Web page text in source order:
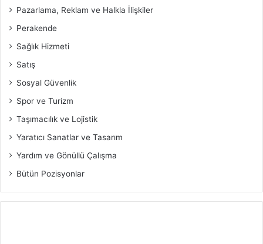
Pazarlama, Reklam ve Halkla İlişkiler
Perakende
Sağlık Hizmeti
Satış
Sosyal Güvenlik
Spor ve Turizm
Taşımacılık ve Lojistik
Yaratıcı Sanatlar ve Tasarım
Yardım ve Gönüllü Çalışma
Bütün Pozisyonlar